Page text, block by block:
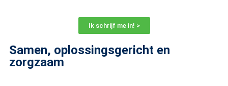
Ik schrijf me in! >
Samen, oplossingsgericht en
zorgzaam